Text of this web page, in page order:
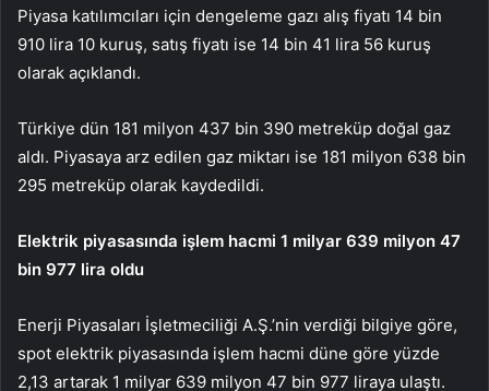
Piyasa katılımcıları için dengeleme gazı alış fiyatı 14 bin
910 lira 10 kuruş, satış fiyatı ise 14 bin 41 lira 56 kuruş
olarak açıklandı.
Türkiye dün 181 milyon 437 bin 390 metreküp doğal gaz
aldı. Piyasaya arz edilen gaz miktarı ise 181 milyon 638 bin
295 metreküp olarak kaydedildi.
Elektrik piyasasında işlem hacmi 1 milyar 639 milyon 47
bin 977 lira oldu
Enerji Piyasaları İşletmeciliği A.Ş.’nin verdiği bilgiye göre,
spot elektrik piyasasında işlem hacmi düne göre yüzde
2,13 artarak 1 milyar 639 milyon 47 bin 977 liraya ulaştı.